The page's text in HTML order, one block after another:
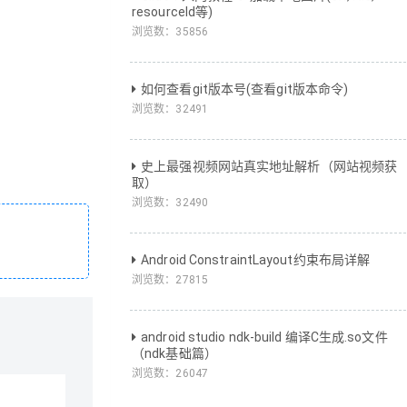
resourceId等)
浏览数： 35856
如何查看git版本号(查看git版本命令)
浏览数： 32491
史上最强视频网站真实地址解析（网站视频获
取）
浏览数： 32490
Android ConstraintLayout约束布局详解
浏览数： 27815
android studio ndk-build 编译C生成.so文件
（ndk基础篇）
浏览数： 26047